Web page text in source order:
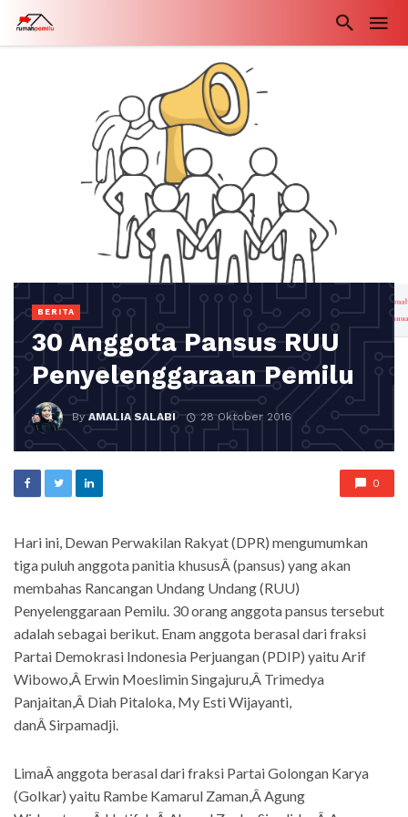
BERITA
30 Anggota Pansus RUU
Penyelenggaraan Pemilu
ByAMALIA SALABI 28 Oktober 2016
0
Hari ini, Dewan Perwakilan Rakyat (DPR) mengumumkan
tiga puluh anggota panitia khususÂ (pansus) yang akan
membahas Rancangan Undang Undang (RUU)
Penyelenggaraan Pemilu. 30 orang anggota pansus tersebut
adalah sebagai berikut. Enam anggota berasal dari fraksi
Partai Demokrasi Indonesia Perjuangan (PDIP) yaitu Arif
Wibowo,Â Erwin Moeslimin Singajuru,Â Trimedya
Panjaitan,Â Diah Pitaloka, My Esti Wijayanti,
danÂ Sirpamadji.
LimaÂ anggota berasal dari fraksi Partai Golongan Karya
(Golkar) yaitu Rambe Kamarul Zaman,Â Agung